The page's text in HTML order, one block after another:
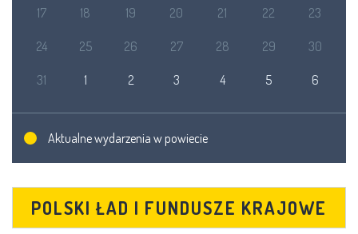
17 18 19 20 21 22 23
24 25 26 27 28 29 30
31 1 2 3 4 5 6
Aktualne wydarzenia w powiecie
POLSKI ŁAD I FUNDUSZE KRAJOWE